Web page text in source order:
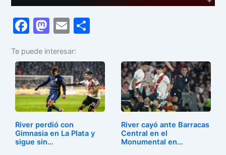
F
c
e
b
o
o
k
M
st
o
d
o
n
E
ai
l
m
p
ar
tir
Te puede interesar:
River perdió con
Gimnasia en La Plata y
sigue sin…
River cayó ante Barracas
Central en el
Monumental en…